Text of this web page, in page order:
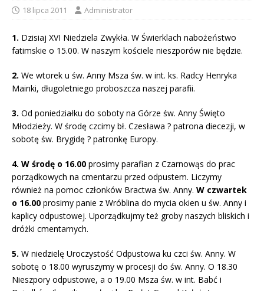
18 lipca 2011 Administrator
1. Dzisiaj XVI Niedziela Zwykła. W Świerklach nabożeństwo
fatimskie o 15.00. W naszym kościele nieszporów nie będzie.
2. We wtorek u św. Anny Msza św. w int. ks. Radcy Henryka
Mainki, długoletniego proboszcza naszej parafii.
3. Od poniedziałku do soboty na Górze św. Anny Święto
Młodzieży. W środę czcimy bł. Czesława ? patrona diecezji, w
sobotę św. Brygidę ? patronkę Europy.
4. W środę o 16.00 prosimy parafian z Czarnowąs do prac
porządkowych na cmentarzu przed odpustem. Liczymy
również na pomoc członków Bractwa św. Anny. W czwartek
o 16.00 prosimy panie z Wróblina do mycia okien u św. Anny i
kaplicy odpustowej. Uporządkujmy też groby naszych bliskich i
dróżki cmentarnych.
5. W niedzielę Uroczystość Odpustowa ku czci św. Anny. W
sobotę o 18.00 wyruszymy w procesji do św. Anny. O 18.30
Nieszpory odpustowe, a o 19.00 Msza św. w int. Babć i